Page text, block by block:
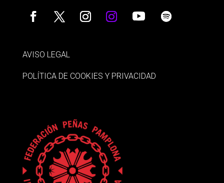
AVISO LEGAL
POLÍTICA DE COOKIES Y PRIVACIDAD